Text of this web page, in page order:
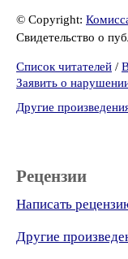
© Copyright:
Свидетельство о
Список читателей /
Заявить о
Другие
Рецензии
Написать
Другие